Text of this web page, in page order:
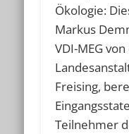
Ökologie:
Markus
VDI-MEG
Freising,
Teilnehmer